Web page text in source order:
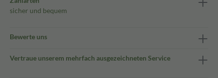
sicher und bequem
Bewerte uns
Vertraue unserem mehrfach ausgezeichneten Service